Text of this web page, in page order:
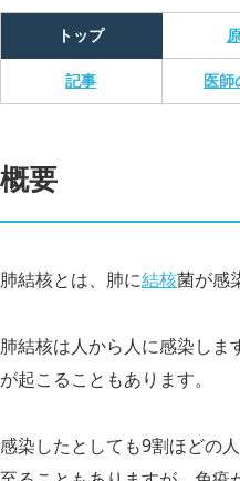
トップ
記事 医師
概要
肺結核とは、肺に結核菌が感
肺結核は人から人に感染し
が起こることもあります。
感染したとしても9割ほどの